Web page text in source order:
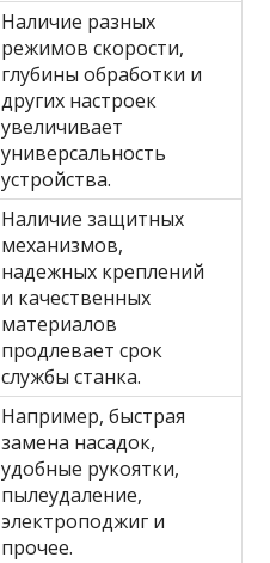
Наличие разных
режимов скорости,
глубины обработки и
других настроек
увеличивает
универсальность
устройства.
Наличие защитных
механизмов,
надежных креплений
и качественных
материалов
продлевает срок
службы станка.
Например, быстрая
замена насадок,
удобные рукоятки,
пылеудаление,
электроподжиг и
прочее.